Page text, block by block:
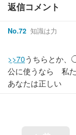
返信コメント
No.72 知識は力
>>70うちらとか、
公に使うなら 私た
あなたは正しい